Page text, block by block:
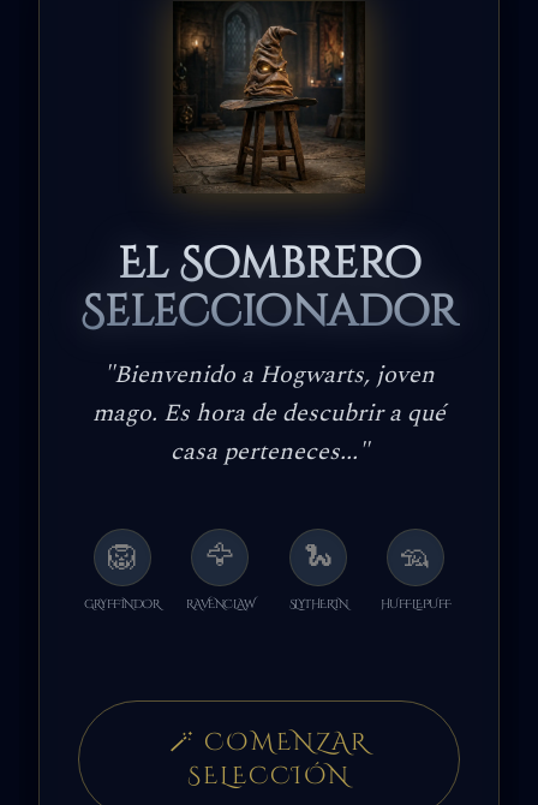
El Sombrero
Seleccionador
"Bienvenido a Hogwarts, joven
mago. Es hora de descubrir a qué
casa perteneces..."
🦁
GRYFFINDOR
🦅
RAVENCLAW
🐍
SLYTHERIN
🦡
HUFFLEPUFF
🪄 COMENZAR
SELECCIÓN